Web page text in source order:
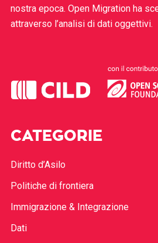
nostra epoca. Open Migration ha
attraverso l’analisi di dati oggettivi.
CATEGORIE
Diritto d’Asilo
Politiche di frontiera
Immigrazione & Integrazione
Dati